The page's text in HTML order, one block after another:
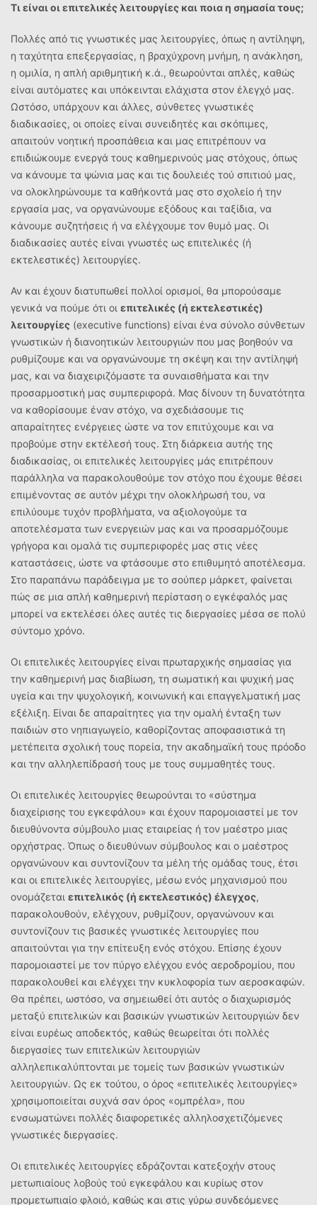
Τι είναι οι επιτελικές λειτουργίες και ποια η σημασία τους;
Πολλές από τις γνωστικές μας λειτουργίες, όπως η αντίληψη,
η ταχύτητα επεξεργασίας, η βραχύχρονη μνήμη, η ανάκληση,
η ομιλία, η απλή αριθμητική κ.ά., θεωρούνται απλές, καθώς
είναι αυτόματες και υπόκεινται ελάχιστα στον έλεγχό μας.
Ωστόσο, υπάρχουν και άλλες, σύνθετες γνωστικές
διαδικασίες, οι οποίες είναι συνειδητές και σκόπιμες,
απαιτούν νοητική προσπάθεια και μας επιτρέπουν να
επιδιώκουμε ενεργά τους καθημερινούς μας στόχους, όπως
να κάνουμε τα ψώνια μας και τις δουλειές τού σπιτιού μας,
να ολοκληρώνουμε τα καθήκοντά μας στο σχολείο ή την
εργασία μας, να οργανώνουμε εξόδους και ταξίδια, να
κάνουμε συζητήσεις ή να ελέγχουμε τον θυμό μας. Οι
διαδικασίες αυτές είναι γνωστές ως επιτελικές (ή
εκτελεστικές) λειτουργίες.
Αν και έχουν διατυπωθεί πολλοί ορισμοί, θα μπορούσαμε
γενικά να πούμε ότι οι επιτελικές (ή εκτελεστικές)
λειτουργίες (executive functions) είναι ένα σύνολο σύνθετων
γνωστικών ή διανοητικών λειτουργιών που μας βοηθούν να
ρυθμίζουμε και να οργανώνουμε τη σκέψη και την αντίληψή
μας, και να διαχειριζόμαστε τα συναισθήματα και την
προσαρμοστική μας συμπεριφορά. Mας δίνουν τη δυνατότητα
να καθορίσουμε έναν στόχο, να σχεδιάσουμε τις
απαραίτητες ενέργειες ώστε να τον επιτύχουμε και να
προβούμε στην εκτέλεσή τους. Στη διάρκεια αυτής της
διαδικασίας, οι επιτελικές λειτουργίες μάς επιτρέπουν
παράλληλα να παρακολουθούμε τον στόχο που έχουμε θέσει
επιμένοντας σε αυτόν μέχρι την ολοκλήρωσή του, να
επιλύουμε τυχόν προβλήματα, να αξιολογούμε τα
αποτελέσματα των ενεργειών μας και να προσαρμόζουμε
γρήγορα και ομαλά τις συμπεριφορές μας στις νέες
καταστάσεις, ώστε να φτάσουμε στο επιθυμητό αποτέλεσμα.
Στο παραπάνω παράδειγμα με το σούπερ μάρκετ, φαίνεται
πώς σε μια απλή καθημερινή περίσταση ο εγκέφαλός μας
μπορεί να εκτελέσει όλες αυτές τις διεργασίες μέσα σε πολύ
σύντομο χρόνο.
Οι επιτελικές λειτουργίες είναι πρωταρχικής σημασίας για
την καθημερινή μας διαβίωση, τη σωματική και ψυχική μας
υγεία και την ψυχολογική, κοινωνική και επαγγελματική μας
εξέλιξη. Είναι δε απαραίτητες για την ομαλή ένταξη των
παιδιών στο νηπιαγωγείο, καθορίζοντας αποφασιστικά τη
μετέπειτα σχολική τους πορεία, την ακαδημαϊκή τους πρόοδο
και την αλληλεπίδρασή τους με τους συμμαθητές τους.
Οι επιτελικές λειτουργίες θεωρούνται το «σύστημα
διαχείρισης του εγκεφάλου» και έχουν παρομοιαστεί με τον
διευθύνοντα σύμβουλο μιας εταιρείας ή τον μαέστρο μιας
ορχήστρας. Όπως ο διευθύνων σύμβουλος και ο μαέστρος
οργανώνουν και συντονίζουν τα μέλη τής ομάδας τους, έτσι
και οι επιτελικές λειτουργίες, μέσω ενός μηχανισμού που
ονομάζεται επιτελικός (ή εκτελεστικός) έλεγχος,
παρακολουθούν, ελέγχουν, ρυθμίζουν, οργανώνουν και
συντονίζουν τις βασικές γνωστικές λειτουργίες που
απαιτούνται για την επίτευξη ενός στόχου. Επίσης έχουν
παρομοιαστεί με τον πύργο ελέγχου ενός αεροδρομίου, που
παρακολουθεί και ελέγχει την κυκλοφορία των αεροσκαφών.
Θα πρέπει, ωστόσο, να σημειωθεί ότι αυτός ο διαχωρισμός
μεταξύ επιτελικών και βασικών γνωστικών λειτουργιών δεν
είναι ευρέως αποδεκτός, καθώς θεωρείται ότι πολλές
διεργασίες των επιτελικών λειτουργιών
αλληλεπικαλύπτονται με τομείς των βασικών γνωστικών
λειτουργιών. Ως εκ τούτου, ο όρος «επιτελικές λειτουργίες»
χρησιμοποιείται συχνά σαν όρος «ομπρέλα», που
ενσωματώνει πολλές διαφορετικές αλληλοσχετιζόμενες
γνωστικές διεργασίες.
Οι επιτελικές λειτουργίες εδράζονται κατεξοχήν στους
μετωπιαίους λοβούς τού εγκεφάλου και κυρίως στον
προμετωπιαίο φλοιό, καθώς και στις γύρω συνδεόμενες